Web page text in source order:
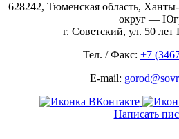
628242, Тюменская область,
округ —
г. Советский, ул. 50
Тел. / Факс: +7
E-mail:
Написать